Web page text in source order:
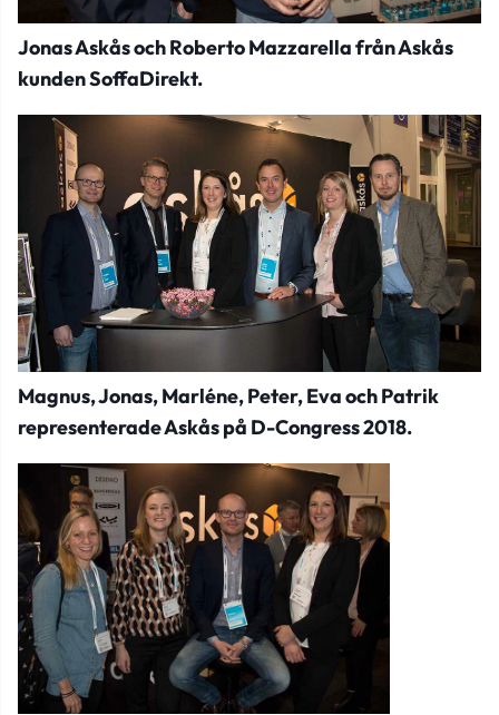
Jonas Askås och Roberto Mazzarella från Askås
kunden SoffaDirekt.
Magnus, Jonas, Marléne, Peter, Eva och Patrik
representerade Askås på D-Congress 2018.